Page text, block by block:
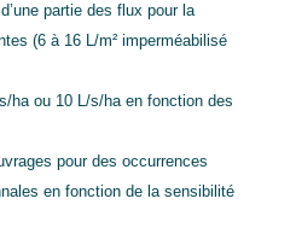
partie des flux pour la
(6 à 16 L/m² imperméabilisé
ha ou 10 L/s/ha en fonction des
pour des occurrences
en fonction de la sensibilité